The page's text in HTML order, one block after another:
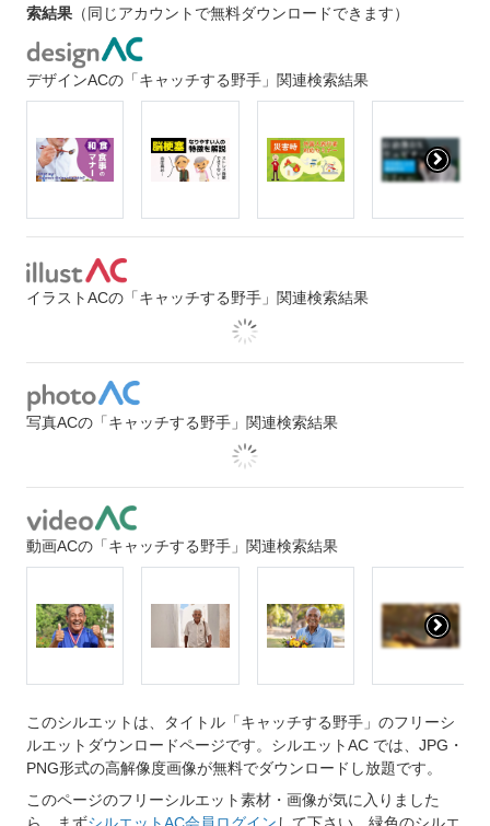
索結果 （同じアカウントで無料ダウンロードできます）
デザインACの「キャッチする野手」関連検索結果
イラストACの「キャッチする野手」関連検索結果
写真ACの「キャッチする野手」関連検索結果
動画ACの「キャッチする野手」関連検索結果
このシルエットは、タイトル「キャッチする野手」のフリーシ
ルエットダウンロードページです。シルエットAC では、JPG・
PNG形式の高解像度画像が無料でダウンロードし放題です。
このページのフリーシルエット素材・画像が気に入りました